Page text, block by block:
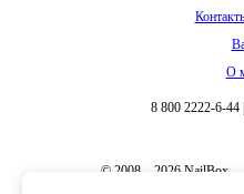
8 800 2222-6-44
© 2008 – 2026 NailBox —
Полная